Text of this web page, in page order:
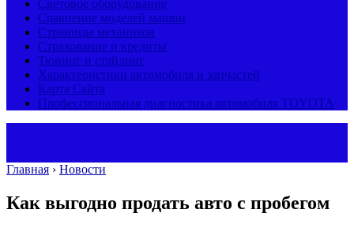
Световое оборудование
Сравнение моделей машин
Страницы механиков
Страхование и кредиты
Тюнинг и стайлинг
Характеристики автомобиля и запчастей
Карта Сайта
Профессиональная диагностика автомобиля TOYOTA
Главная › Новости
Как выгодно продать авто с пробегом